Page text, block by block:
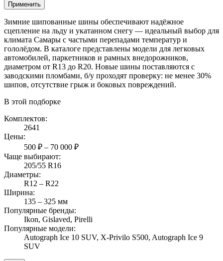
Применить
Зимние шипованные шины обеспечивают надёжное
сцепление на льду и укатанном снегу — идеальный выбор для
климата Самары с частыми перепадами температур и
гололёдом. В каталоге представлены модели для легковых
автомобилей, паркетников и рамных внедорожников,
диаметром от R13 до R20. Новые шины поставляются с
заводскими пломбами, б/у проходят проверку: не менее 30%
шипов, отсутствие грыж и боковых повреждений.
В этой подборке
Комплектов:
2641
Цены:
500 ₽ – 70 000 ₽
Чаще выбирают:
205/55 R16
Диаметры:
R12 – R22
Ширина:
135 – 325 мм
Популярные бренды:
Ikon, Gislaved, Pirelli
Популярные модели:
Autograph Ice 10 SUV, X-Privilo S500, Autograph Ice 9
SUV